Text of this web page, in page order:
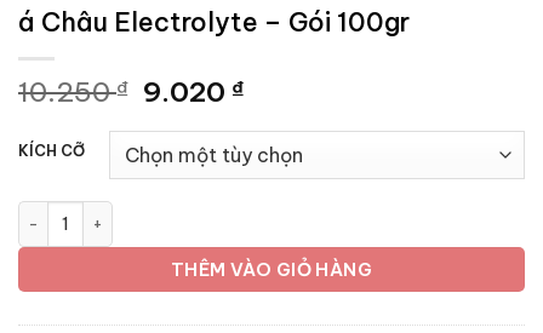
á Châu Electrolyte – Gói 100gr
10.250₫ Giá
là:
10.250 ₫.
9.020 ₫Giá
tại
là:
KÍCH CỠ
á Châu Electrolyte - Gói 100gr số lượng
THÊM VÀO GIỎ HÀNG